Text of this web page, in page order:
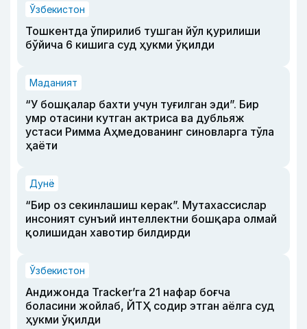
Ўзбекистон
Тошкентда ўпирилиб тушган йўл қурилиши
бўйича 6 кишига суд ҳукми ўқилди
Маданият
“У бошқалар бахти учун туғилган эди”. Бир
умр отасини кутган актриса ва дубльяж
устаси Римма Аҳмедованинг синовларга тўла
ҳаёти
Дунё
“Бир оз секинлашиш керак”. Мутахассислар
инсоният сунъий интеллектни бошқара олмай
қолишидан хавотир билдирди
Ўзбекистон
Андижонда Tracker’га 21 нафар боғча
боласини жойлаб, ЙТҲ содир этган аёлга суд
ҳукми ўқилди